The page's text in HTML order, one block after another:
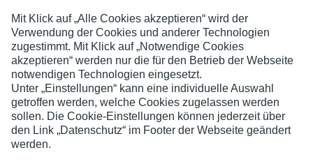
Jugend- und Spielerschutz Datenschutzerklärung
Impressum